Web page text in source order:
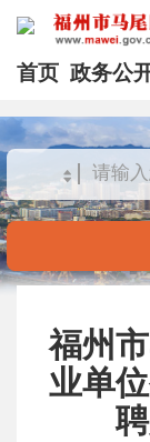
首页 政务公
福州
业单